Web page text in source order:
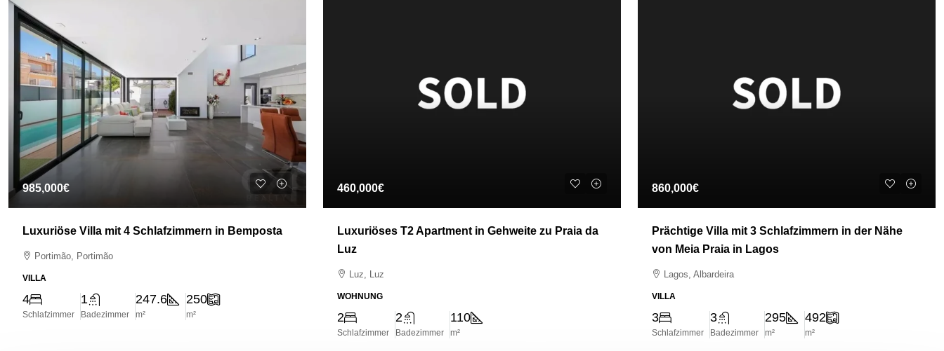
985,000€
Luxuriöse Villa mit 4 Schlafzimmern in Bemposta
Portimão, Portimão
VILLA
4
Schlafzimmer
1
Badezimmer
247.6
m²
250
m²
460,000€
Luxuriöses T2 Apartment in Gehweite zu Praia da
Luz
Luz, Luz
WOHNUNG
2
Schlafzimmer
2
Badezimmer
110
m²
860,000€
Prächtige Villa mit 3 Schlafzimmern in der Nähe
von Meia Praia in Lagos
Lagos, Albardeira
VILLA
3
Schlafzimmer
3
Badezimmer
295
m²
492
m²